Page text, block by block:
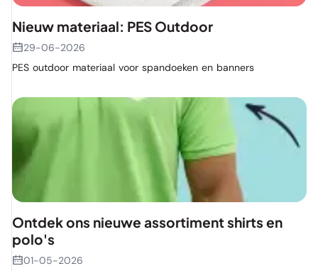
Nieuw materiaal: PES Outdoor
29-06-2026
PES outdoor materiaal voor spandoeken en banners
Ontdek ons nieuwe assortiment shirts en
polo's
01-05-2026